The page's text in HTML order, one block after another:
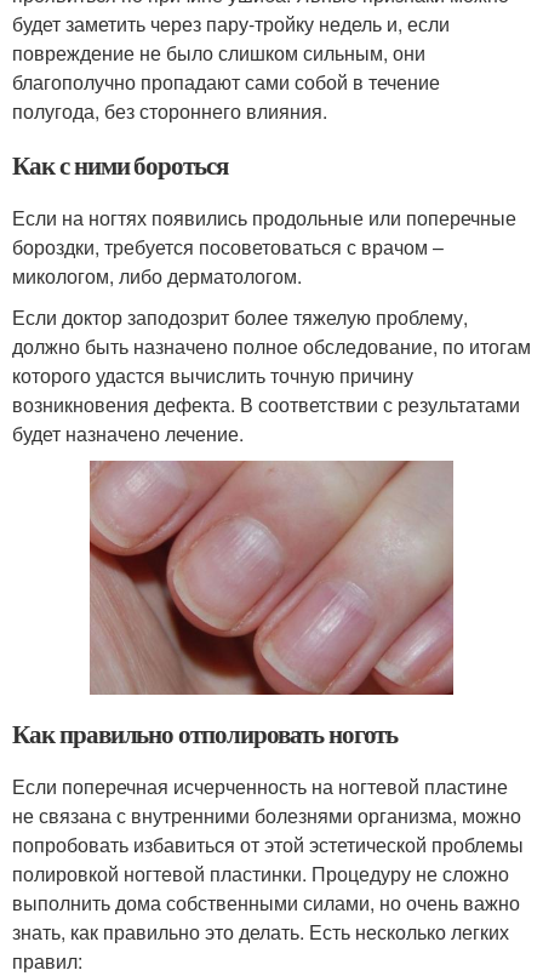
будет заметить через пару-тройку недель и, если
повреждение не было слишком сильным, они
благополучно пропадают сами собой в течение
полугода, без стороннего влияния.
Как с ними бороться
Если на ногтях появились продольные или поперечные
бороздки, требуется посоветоваться с врачом –
микологом, либо дерматологом.
Если доктор заподозрит более тяжелую проблему,
должно быть назначено полное обследование, по итогам
которого удастся вычислить точную причину
возникновения дефекта. В соответствии с результатами
будет назначено лечение.
Как правильно отполировать ноготь
Если поперечная исчерченность на ногтевой пластине
не связана с внутренними болезнями организма, можно
попробовать избавиться от этой эстетической проблемы
полировкой ногтевой пластинки. Процедуру не сложно
выполнить дома собственными силами, но очень важно
знать, как правильно это делать. Есть несколько легких
правил: